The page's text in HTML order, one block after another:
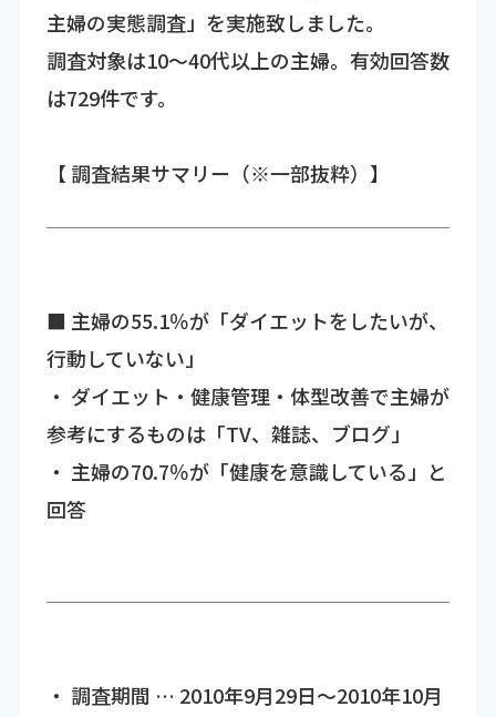
主婦の実態調査」を実施致しました。
調査対象は10～40代以上の主婦。有効回答数
は729件です。
【 調査結果サマリー（※一部抜粋）】
■ 主婦の55.1％が「ダイエットをしたいが、
行動していない」
・ ダイエット・健康管理・体型改善で主婦が
参考にするものは「TV、雑誌、ブログ」
・ 主婦の70.7％が「健康を意識している」と
回答
・ 調査期間 … 2010年9月29日～2010年10月